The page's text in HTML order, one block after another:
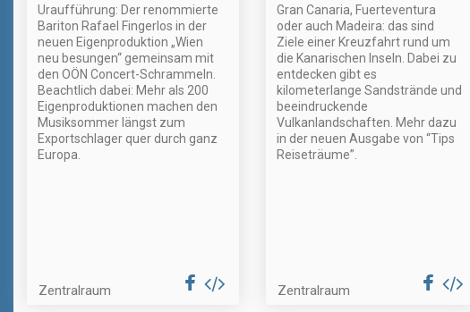
Uraufführung: Der renommierte
Bariton Rafael Fingerlos in der
neuen Eigenproduktion „Wien
neu besungen“ gemeinsam mit
den OÖN Concert-Schrammeln.
Beachtlich dabei: Mehr als 200
Eigenproduktionen machen den
Musiksommer längst zum
Exportschlager quer durch ganz
Europa.
Zentralraum
Gran Canaria, Fuerteventura
oder auch Madeira: das sind
Ziele einer Kreuzfahrt rund um
die Kanarischen Inseln. Dabei zu
entdecken gibt es
kilometerlange Sandstrände und
beeindruckende
Vulkanlandschaften. Mehr dazu
in der neuen Ausgabe von “Tips
Reiseträume”.
Zentralraum